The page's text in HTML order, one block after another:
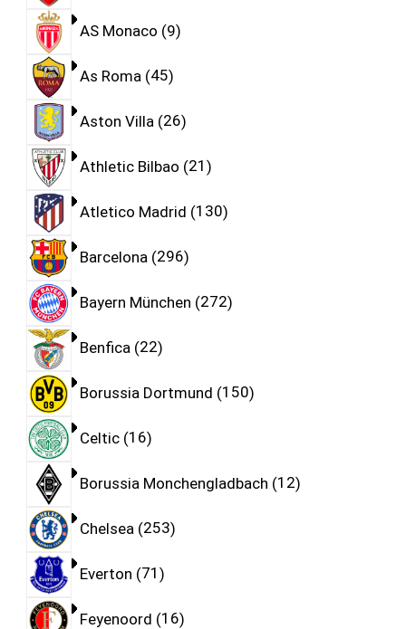
AS Monaco 9
As Roma 45
Aston Villa 26
Athletic Bilbao 21
Atletico Madrid 130
Barcelona 296
Bayern München 272
Benfica 22
Borussia Dortmund 150
Celtic 16
Borussia Monchengladbach 12
Chelsea 253
Everton 71
Feyenoord 16